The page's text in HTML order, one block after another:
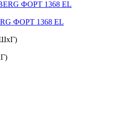
ФОРТ 1368 EL